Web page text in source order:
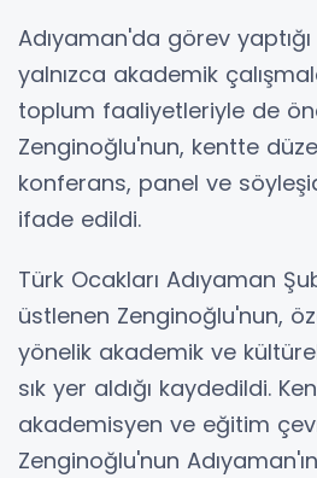
Adıyaman'da görev
yalnızca akademik
toplum faaliyetleriyle de
Zenginoğlu'nun, kentte
konferans, panel ve
ifade edildi.
Türk Ocakları Adıyaman
üstlenen Zenginoğlu'nun,
yönelik akademik ve
sık yer aldığı kaydedildi.
akademisyen ve eğitim
Zenginoğlu'nun